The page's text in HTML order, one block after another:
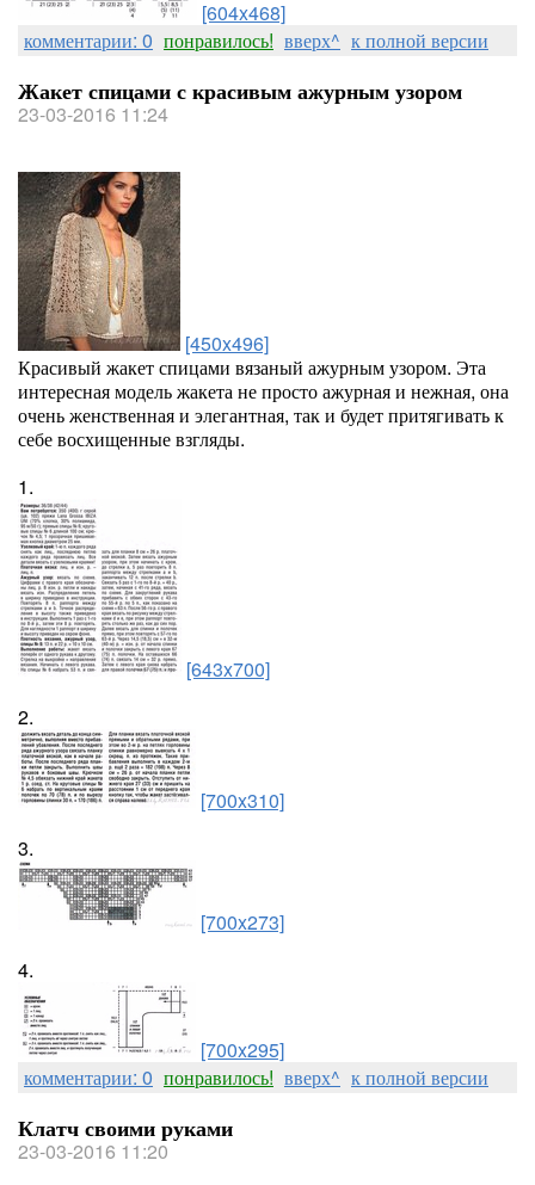
[604x468]
комментарии: 0 понравилось! вверх^ к полной версии
Жакет спицами с красивым ажурным узором
23-03-2016 11:24
[450x496]
Красивый жакет спицами вязаный ажурным узором. Эта
интересная модель жакета не просто ажурная и нежная, она
очень женственная и элегантная, так и будет притягивать к
себе восхищенные взгляды.
1.
[643x700]
2.
[700x310]
3.
[700x273]
4.
[700x295]
комментарии: 0 понравилось! вверх^ к полной версии
Клатч своими руками
23-03-2016 11:20